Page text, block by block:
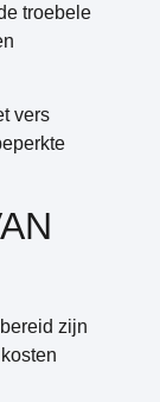
troebele
vers
zijn